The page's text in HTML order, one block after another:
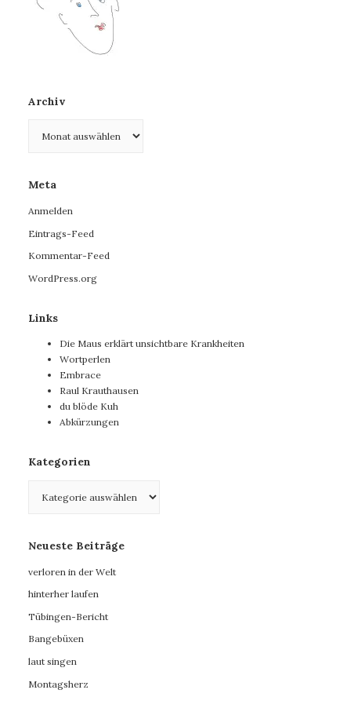
Archiv
Meta
Anmelden
Eintrags-Feed
Kommentar-Feed
WordPress.org
Links
Die Maus erklärt unsichtbare Krankheiten
Wortperlen
Embrace
Raul Krauthausen
du blöde Kuh
Abkürzungen
Kategorien
Neueste Beiträge
verloren in der Welt
hinterher laufen
Tübingen-Bericht
Bangebüxen
laut singen
Montagsherz